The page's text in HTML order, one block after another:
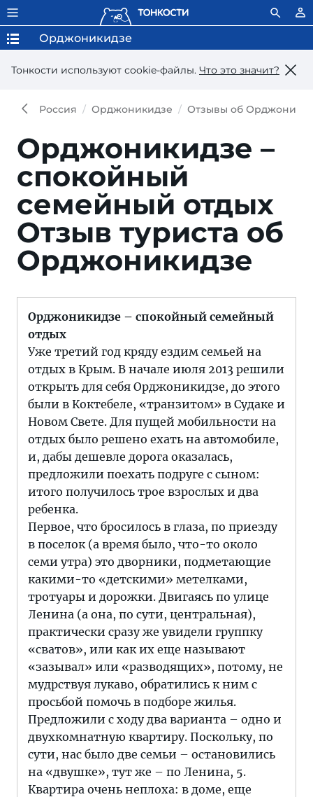
Тонкости используют сookie-файлы. Что это значит?
Орджоникидзе
Россия Орджоникидзе Отзывы об
Орджоникидзе –
спокойный
семейный отдых
Отзыв туриста об
Орджоникидзе
Орджоникидзе – спокойный семейный
отдых
Уже третий год кряду ездим семьей на
отдых в Крым. В начале июля 2013 решили
открыть для себя Орджоникидзе, до этого
были в Коктебеле, «транзитом» в Судаке и
Новом Свете. Для пущей мобильности на
отдых было решено ехать на автомобиле,
и, дабы дешевле дорога оказалась,
предложили поехать подруге с сыном:
итого получилось трое взрослых и два
ребенка.
Первое, что бросилось в глаза, по приезду
в поселок (а время было, что-то около
семи утра) это дворники, подметающие
какими-то «детскими» метелками,
тротуары и дорожки. Двигаясь по улице
Ленина (а она, по сути, центральная),
практически сразу же увидели группку
«сватов», или как их еще называют
«зазывал» или «разводящих», потому, не
мудрствуя лукаво, обратились к ним с
просьбой помочь в подборе жилья.
Предложили с ходу два варианта – одно и
двухкомнатную квартиру. Поскольку, по
сути, нас было две семьи – остановились
на «двушке», тут же – по Ленина, 5.
Квартира очень неплоха: в доме, еще